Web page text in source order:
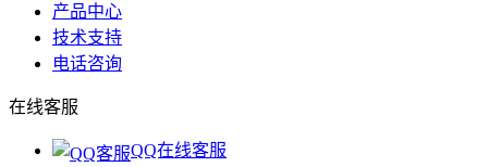
产品中心
技术支持
电话咨询
在线客服
QQ在线客服